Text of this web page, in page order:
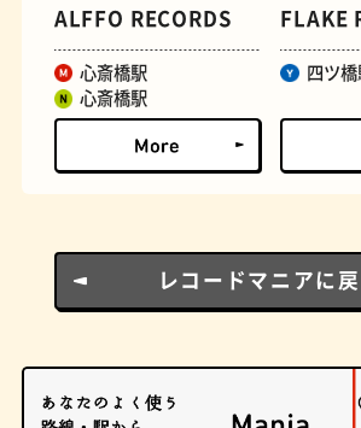
ALFFO RECORDS
心斎橋駅
心斎橋駅
FLAKE
四ツ橋
レコードマニアに